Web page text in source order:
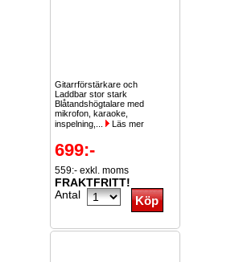
Gitarrförstärkare och
Laddbar stor stark
Blåtandshögtalare med
mikrofon, karaoke,
inspelning,...
Läs mer
699:-
559:- exkl. moms
FRAKTFRITT!
Antal